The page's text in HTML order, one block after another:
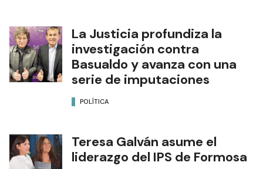
La Justicia profundiza la
investigación contra
Basualdo y avanza con una
serie de imputaciones
POLÍTICA
Teresa Galván asume el
liderazgo del IPS de Formosa